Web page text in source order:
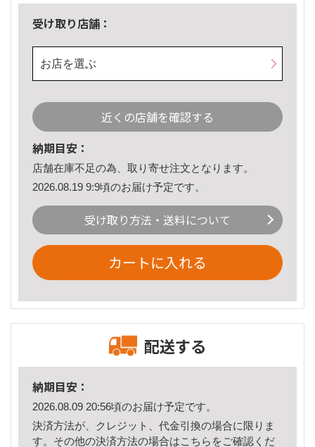
受け取り店舗：
お店を選ぶ
近くの店舗を確認する
納期目安：
店舗在庫不足の為、取り寄せ注文となります。
2026.08.19 9:9頃のお届け予定です。
受け取り方法・送料について
カートに入れる
配送する
納期目安：
2026.08.09 20:56頃のお届け予定です。
決済方法が、クレジット、代金引換の場合に限りま
す。その他の決済方法の場合はこちら をご確認くだ